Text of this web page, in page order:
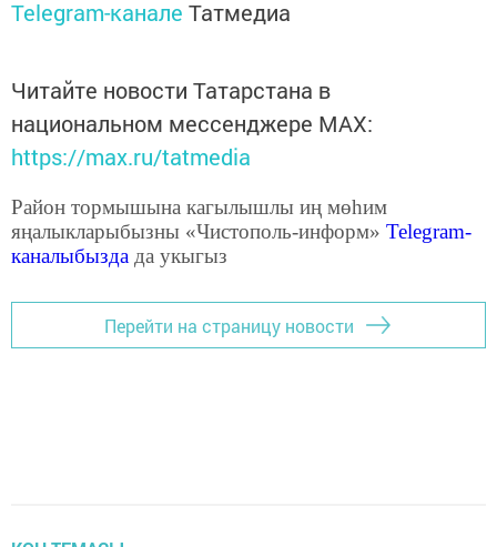
Telegram-канале Татмедиа
Читайте новости Татарстана в
национальном мессенджере MАХ:
https://max.ru/tatmedia
Район тормышына кагылышлы иң мөһим
яңалыкларыбызны «Чистополь-информ» Telegram-
каналыбызда да укыгыз
Перейти на страницу новости